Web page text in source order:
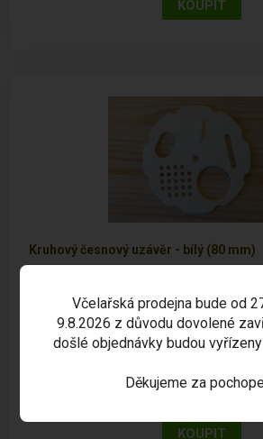
Kruhový česnový uzávěr - bílý (80 mm)
Včelařská prodejna bude od
9.8.2026 z důvodu dovolené
došlé objednávky budou
Děkujeme za